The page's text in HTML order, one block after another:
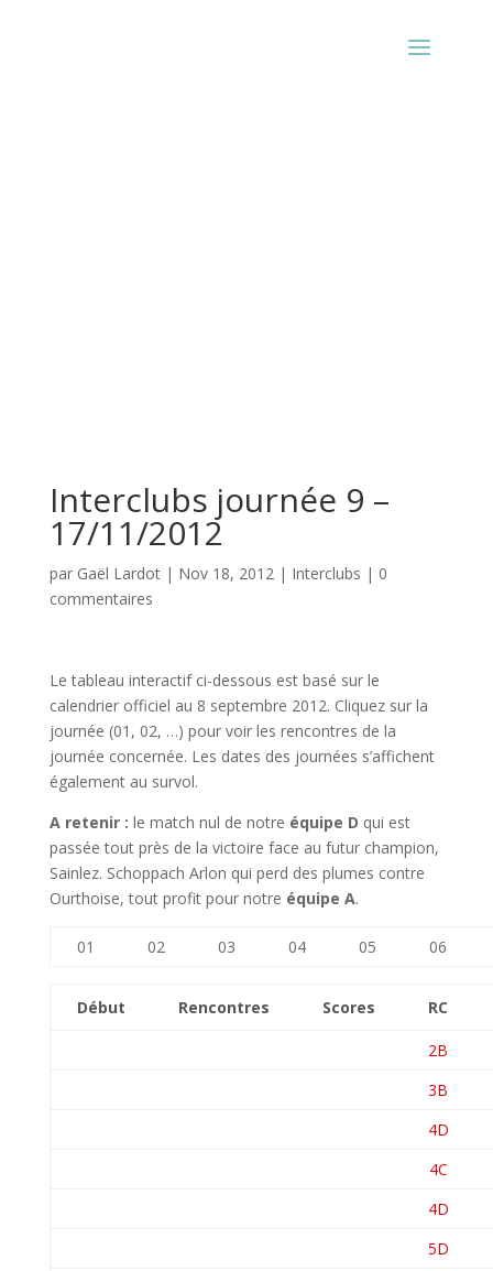
Interclubs journée 9 –
17/11/2012
par Gaël Lardot| Nov 18, 2012| Interclubs | 0
commentaires
Le tableau interactif ci-dessous est basé sur le
calendrier officiel au 8 septembre 2012. Cliquez sur la
journée (01, 02, …) pour voir les rencontres de la
journée concernée. Les dates des journées s’affichent
également au survol.
A retenir : le match nul de notre équipe D qui est
passée tout près de la victoire face au futur champion,
Sainlez. Schoppach Arlon qui perd des plumes contre
Ourthoise, tout profit pour notre équipe A.
01 02 03 04 05 06
Début Rencontres Scores RC
2B
3B
4D
4C
4D
5D